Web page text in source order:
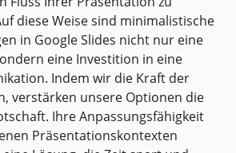
brauner Kaffee
Sinne Ihres Publikums mit dem
unserer minimalistischen
diese Weise sind minimalistische
in Google Slides nicht nur eine
eine Investition in eine
Indem wir die Kraft der
verstärken unsere Optionen die
Ihre Anpassungsfähigkeit
Präsentationskontexten